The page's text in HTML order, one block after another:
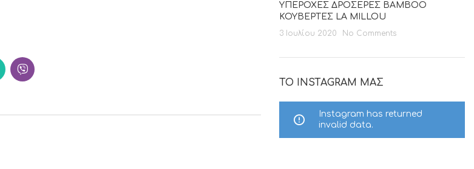
ΥΠΕΡΟΧΕΣ ΔΡΟΣΕΡΕΣ BAMBOO
ΚΟΥΒΕΡΤΕΣ LA MILLOU
3 Ιουλίου 2020 No Comments
ΤΟ INSTAGRAM ΜΑΣ
Instagram has returned
invalid data.